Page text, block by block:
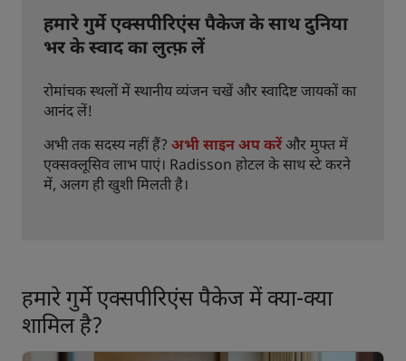
हमारे गुर्मे एक्सपीरिएंस पैकेज के साथ दुनिया
भर के स्वाद का लुत्फ़ लें
रोमांचक स्थलों में स्थानीय व्यंजन चखें और स्वादिष्ट जायकों का
आनंद लें!
अभी तक सदस्य नहीं हैं? अभी साइन अप करेंऔर मुफ्त में
एक्सक्लूसिव लाभ पाएं। Radisson होटल के साथ स्टे करने
में, अलग ही खुशी मिलती है।
हमारे गुर्मे एक्सपीरिएंस पैकेज में क्या-क्या
शामिल है?